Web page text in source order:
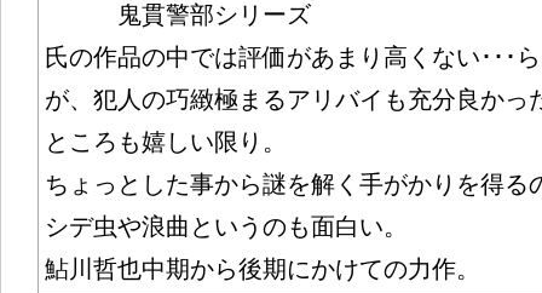
鬼貫警部シリーズ
氏の作品の中では評価があまり高くない･･･
が、犯人の巧緻極まるアリバイも充分良かっ
ところも嬉しい限り。
ちょっとした事から謎を解く手がかりを得る
シデ虫や浪曲というのも面白い。
鮎川哲也中期から後期にかけての力作。